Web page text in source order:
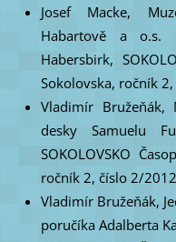
Josef Macke,
Habartově a o.s.
Habersbirk,
Sokolovska, ročník
Vladimír Bružeňák,
desky Samuelu
SOKOLOVSKO
ročník 2, číslo 2/2012
Vladimír Bružeňák,
poručíka Adalberta